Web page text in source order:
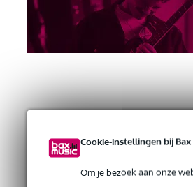
Cookie-instellingen bij Bax
Om je bezoek aan onze
Altura FA34/H-C55 vierkant truss
9000-0154-4693